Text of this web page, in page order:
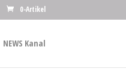
0-Artikel
NEWS Kanal